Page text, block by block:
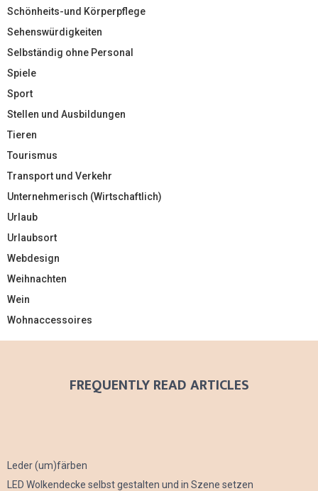
Schönheits-und Körperpflege
Sehenswürdigkeiten
Selbständig ohne Personal
Spiele
Sport
Stellen und Ausbildungen
Tieren
Tourismus
Transport und Verkehr
Unternehmerisch (Wirtschaftlich)
Urlaub
Urlaubsort
Webdesign
Weihnachten
Wein
Wohnaccessoires
FREQUENTLY READ ARTICLES
Leder (um)färben
LED Wolkendecke selbst gestalten und in Szene setzen